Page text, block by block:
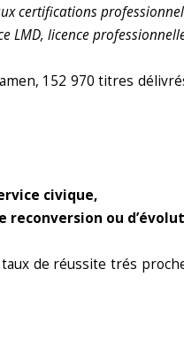
certifications
LMD, licence
152 970 titres
civique,
reconversion ou
de réussite trés